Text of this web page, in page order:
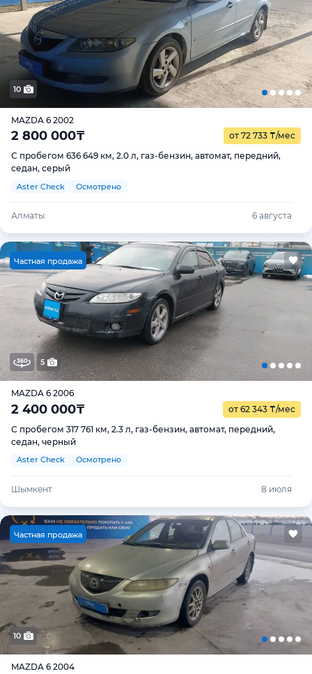
10
MAZDA 6 2002
2 800 000₸ от 72 733 ₸/мес
С пробегом 636 649 км, 2.0 л, газ-бензин, автомат, передний,
седан, серый
Aster Check Осмотрено
Алматы 6 августа
Частная продажа
5
MAZDA 6 2006
2 400 000₸ от 62 343 ₸/мес
С пробегом 317 761 км, 2.3 л, газ-бензин, автомат, передний,
седан, черный
Aster Check Осмотрено
Шымкент 8 июля
Частная продажа
10
MAZDA 6 2004